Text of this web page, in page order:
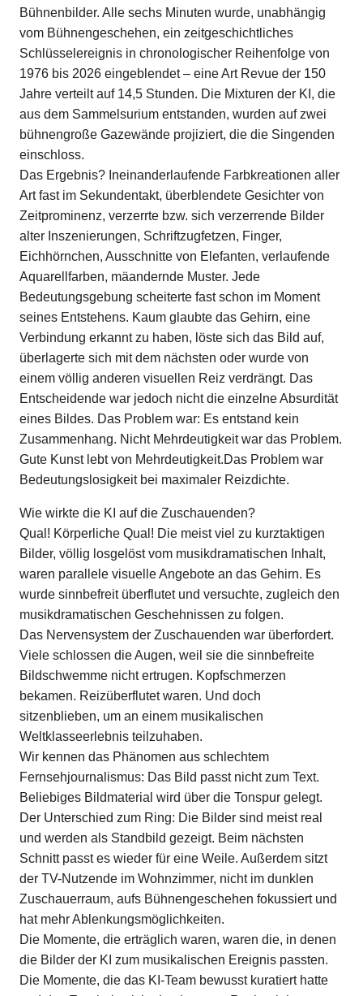
Bühnenbilder. Alle sechs Minuten wurde, unabhängig
vom Bühnengeschehen, ein zeitgeschichtliches
Schlüsselereignis in chronologischer Reihenfolge von
1976 bis 2026 eingeblendet – eine Art Revue der 150
Jahre verteilt auf 14,5 Stunden. Die Mixturen der KI, die
aus dem Sammelsurium entstanden, wurden auf zwei
bühnengroße Gazewände projiziert, die die Singenden
einschloss.
Das Ergebnis? Ineinanderlaufende Farbkreationen aller
Art fast im Sekundentakt, überblendete Gesichter von
Zeitprominenz, verzerrte bzw. sich verzerrende Bilder
alter Inszenierungen, Schriftzugfetzen, Finger,
Eichhörnchen, Ausschnitte von Elefanten, verlaufende
Aquarellfarben, mäandernde Muster. Jede
Bedeutungsgebung scheiterte fast schon im Moment
seines Entstehens. Kaum glaubte das Gehirn, eine
Verbindung erkannt zu haben, löste sich das Bild auf,
überlagerte sich mit dem nächsten oder wurde von
einem völlig anderen visuellen Reiz verdrängt. Das
Entscheidende war jedoch nicht die einzelne Absurdität
eines Bildes. Das Problem war: Es entstand kein
Zusammenhang. Nicht Mehrdeutigkeit war das Problem.
Gute Kunst lebt von Mehrdeutigkeit.Das Problem war
Bedeutungslosigkeit bei maximaler Reizdichte.
Wie wirkte die KI auf die Zuschauenden?
Qual! Körperliche Qual! Die meist viel zu kurztaktigen
Bilder, völlig losgelöst vom musikdramatischen Inhalt,
waren parallele visuelle Angebote an das Gehirn. Es
wurde sinnbefreit überflutet und versuchte, zugleich den
musikdramatischen Geschehnissen zu folgen.
Das Nervensystem der Zuschauenden war überfordert.
Viele schlossen die Augen, weil sie die sinnbefreite
Bildschwemme nicht ertrugen. Kopfschmerzen
bekamen. Reizüberflutet waren. Und doch
sitzenblieben, um an einem musikalischen
Weltklasseerlebnis teilzuhaben.
Wir kennen das Phänomen aus schlechtem
Fernsehjournalismus: Das Bild passt nicht zum Text.
Beliebiges Bildmaterial wird über die Tonspur gelegt.
Der Unterschied zum Ring: Die Bilder sind meist real
und werden als Standbild gezeigt. Beim nächsten
Schnitt passt es wieder für eine Weile. Außerdem sitzt
der TV-Nutzende im Wohnzimmer, nicht im dunklen
Zuschauerraum, aufs Bühnengeschehen fokussiert und
hat mehr Ablenkungsmöglichkeiten.
Die Momente, die erträglich waren, waren die, in denen
die Bilder der KI zum musikalischen Ereignis passten.
Die Momente, die das KI-Team bewusst kuratiert hatte